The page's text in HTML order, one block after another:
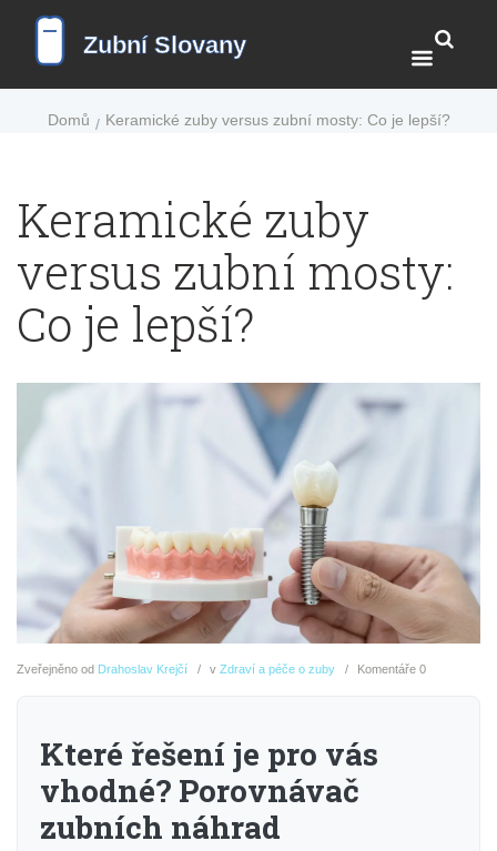
Domů Keramické zuby versus zubní mosty: Co je lepší?
Keramické zuby
versus zubní mosty:
Co je lepší?
Zveřejněno od Drahoslav Krejčí v Zdraví a péče o zuby Komentáře 0
Které řešení je pro vás
vhodné? Porovnávač
zubních náhrad